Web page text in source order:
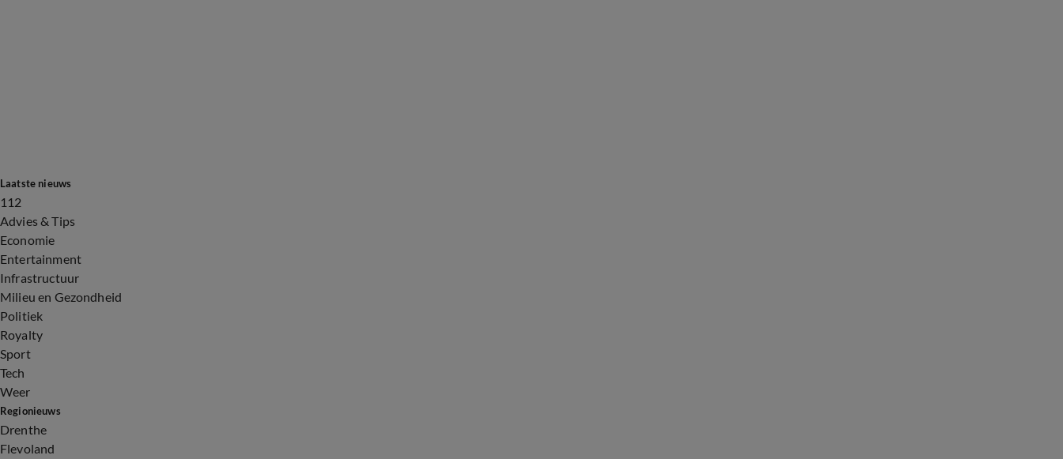
Laatste nieuws
112
Advies & Tips
Economie
Entertainment
Infrastructuur
Milieu en Gezondheid
Politiek
Royalty
Sport
Tech
Weer
Regionieuws
Drenthe
Flevoland